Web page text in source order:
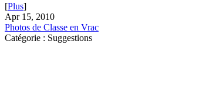
[Plus]
Apr 15, 2010
Photos de Classe en Vrac
Catégorie : Suggestions